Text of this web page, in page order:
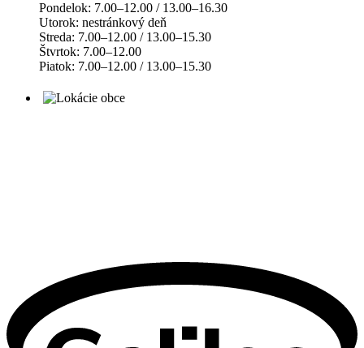
Pondelok: 7.00–12.00 / 13.00–16.30
Utorok: nestránkový deň
Streda: 7.00–12.00 / 13.00–15.30
Štvrtok: 7.00–12.00
Piatok: 7.00–12.00 / 13.00–15.30